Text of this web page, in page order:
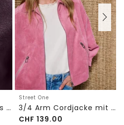
Cardigan mit Rundhals und Knöpfen
Street One
3/4 Arm Cordjacke mit Hemdkragen
CHF 139.00